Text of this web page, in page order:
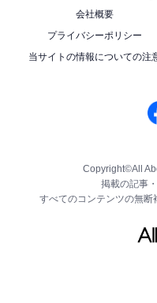
会社概要
プライバシーポリシー
当サイトの情報についての注
Copyright©All
掲載の記事
すべてのコンテンツの無断